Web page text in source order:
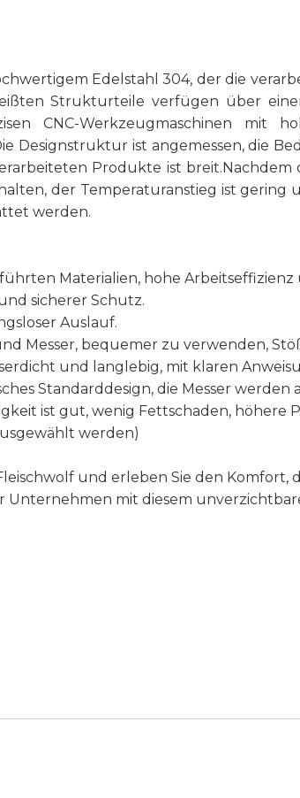
Edelstahl 304, der die
Strukturteile verfügen über
CNC-Werkzeugmaschinen mit
Designstruktur ist angemessen, die
Produkte ist breit.Nachdem
der Temperaturanstieg ist gering
werden.
Materialien, hohe
sicherer Schutz.
Auslauf.
Messer, bequemer zu verwenden,
und langlebig, mit klaren
Standarddesign, die Messer
ist gut, wenig Fettschaden,
werden)
und erleben Sie den Komfort,
mit diesem